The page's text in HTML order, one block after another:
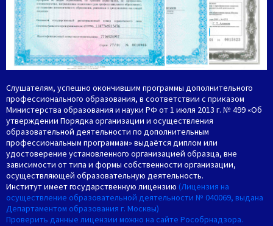
Слушателям, успешно окончившим программы дополнительного
профессионального образования, в соответствии с приказом
Министерства образования и науки РФ от 1 июля 2013 г. № 499 «Об
утверждении Порядка организации и осуществления
образовательной деятельности по дополнительным
профессиональным программам» выдаётся диплом или
удостоверение установленного организацией образца, вне
зависимости от типа и формы собственности организации,
осуществляющей образовательную деятельность.
Институт имеет государственную лицензию (Лицензия на
осуществление образовательной деятельности № 040069, выдана
Департаментом образования г. Москвы)
Проверить данные лицензии можно на сайте Рособрнадзора.